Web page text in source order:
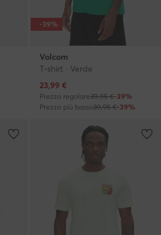
-39%
Volcom
T-shirt · Verde
Prezzo attuale
23,99 €
Prezzo regolare39,95 €-39%
Prezzo più basso39,95 €-39%